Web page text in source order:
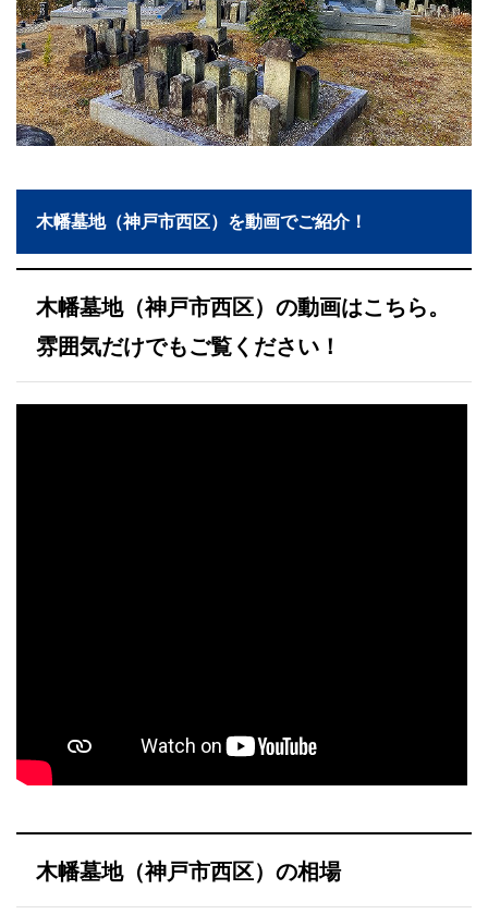
木幡墓地（神戸市西区）を動画でご紹介！
木幡墓地（神戸市西区）の動画はこちら。
雰囲気だけでもご覧ください！
木幡墓地（神戸市西区）の相場